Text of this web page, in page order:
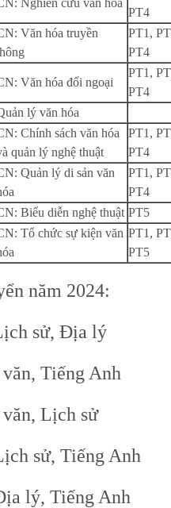
Nghiên cứu văn hóa
PT4
Văn hóa truyền
PT1,
PT4
Văn hóa đối ngoại
PT1,
PT4
lý văn hóa
Chính sách văn hóa
quản lý nghệ thuật
PT1,
PT4
Quản lý di sản văn
PT1,
PT4
Biểu diễn nghệ thuật PT5
Tổ chức sự kiện văn PT1,
PT5
năm 2024:
sử, Địa lý
Tiếng Anh
Lịch sử
sử, Tiếng Anh
lý, Tiếng Anh